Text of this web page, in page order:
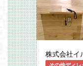
福利厚生な
はサイトを
募集要項
【必須要件
■Java、
か12ヵ月
■開発言語
・平均残業
・育児休暇
21年4月）
・豊島区
定企業（第
【出社体制
参画するプ
具体的には
った
たeスポー
までをお
・eスポー
・上記に
理、支払い
株式会社イ